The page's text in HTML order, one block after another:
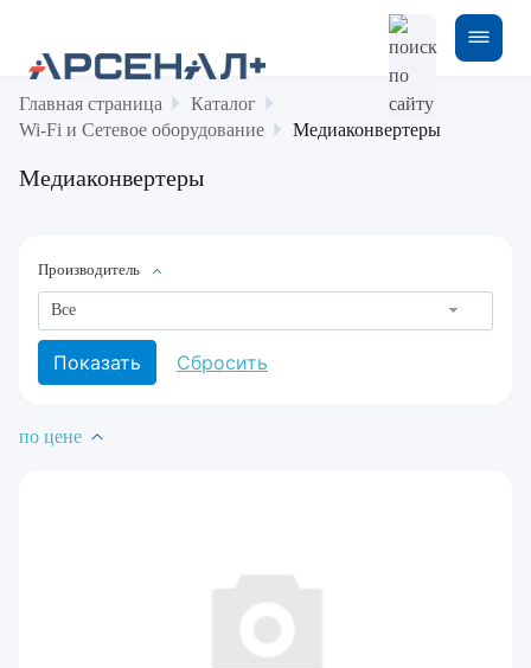
Главная страница
Каталог
Wi-Fi и Сетевое оборудование
Медиаконвертеры
Медиаконвертеры
Производитель
Все
по цене